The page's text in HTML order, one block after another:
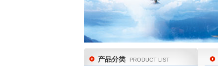
产品分类 PRODUCT LIST